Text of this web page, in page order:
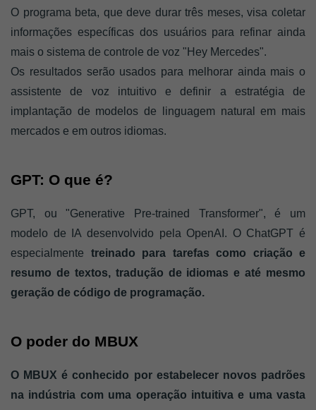
O programa beta, que deve durar três meses, visa coletar
informações específicas dos usuários para refinar ainda
mais o sistema de controle de voz "Hey Mercedes".
Os resultados serão usados para melhorar ainda mais o
assistente de voz intuitivo e definir a estratégia de
implantação de modelos de linguagem natural em mais
mercados e em outros idiomas.
GPT: O que é?
GPT, ou "Generative Pre-trained Transformer", é um
modelo de IA desenvolvido pela OpenAI. O ChatGPT é
especialmente treinado para tarefas como criação e
resumo de textos, tradução de idiomas e até mesmo
geração de código de programação.
O poder do MBUX
O MBUX é conhecido por estabelecer novos padrões
na indústria com uma operação intuitiva e uma vasta